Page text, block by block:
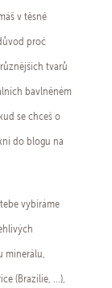
v těsné
proč
tvarů
bavlněném
se chceš o
do blogu na
vybíráme
minerálu,
(Brazílie, ...),